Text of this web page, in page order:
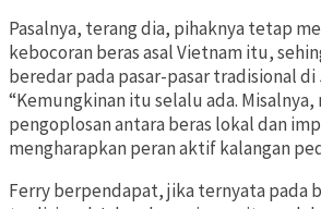
Pasalnya, terang dia, pihaknya tetap
kebocoran beras asal Vietnam itu,
beredar pada pasar-pasar tradisional di
“Kemungkinan itu selalu ada.
pengoplosan antara beras lokal dan
mengharapkan peran aktif kalangan
Ferry berpendapat, jika ternyata pada